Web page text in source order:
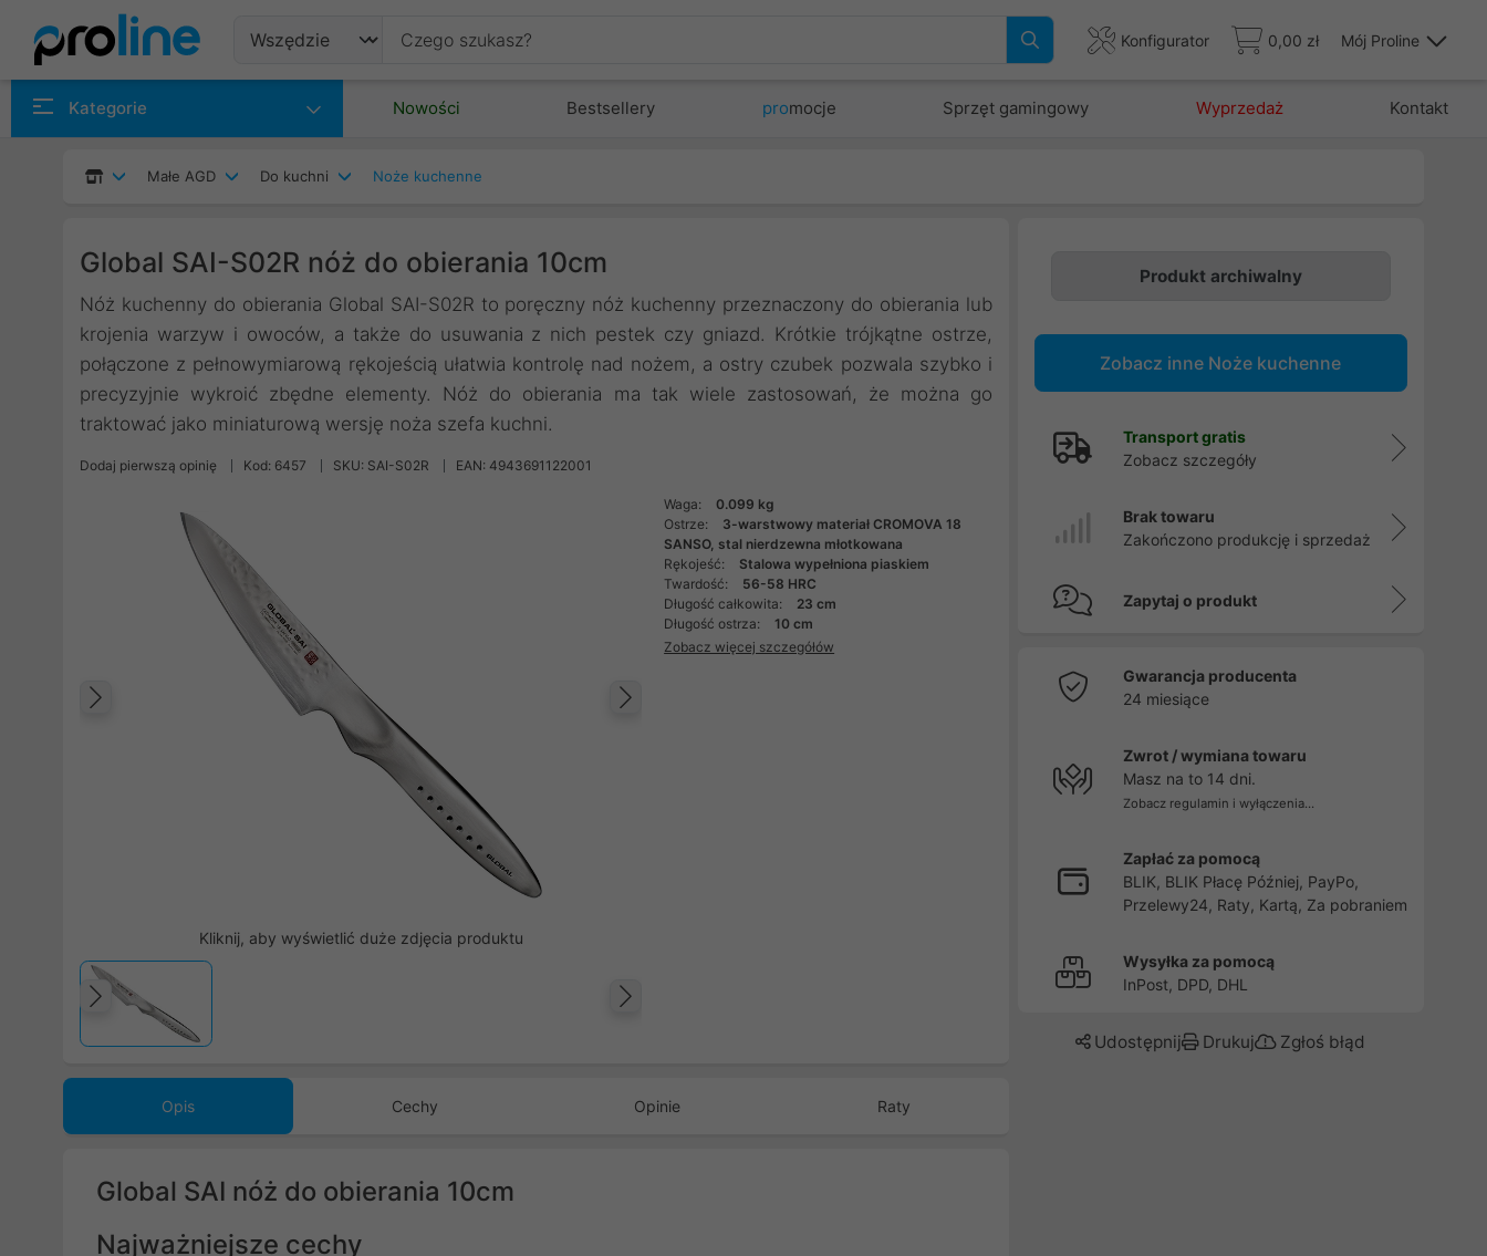
Konfigurator 0,00 zł Mój Proline
Kategorie Nowości Bestsellery promocje Sprzęt gamingowy Wyprzedaż Kontakt
Małe AGD Do kuchni Noże kuchenne
Global SAI-S02R nóż do obierania 10cm
Nóż kuchenny do obierania Global SAI-S02R to poręczny nóż kuchenny przeznaczony do obierania lub
krojenia warzyw i owoców, a także do usuwania z nich pestek czy gniazd. Krótkie trójkątne ostrze,
połączone z pełnowymiarową rękojeścią ułatwia kontrolę nad nożem, a ostry czubek pozwala szybko i
precyzyjnie wykroić zbędne elementy. Nóż do obierania ma tak wiele zastosowań, że można go
traktować jako miniaturową wersję noża szefa kuchni.
Dodaj pierwszą opinię Kod: 6457 SKU: SAI-S02R EAN: 4943691122001
Kliknij, aby wyświetlić duże zdjęcia produktu
Poprzedni
Waga:
0.099 kg
Ostrze:
3-warstwowy materiał CROMOVA 18
SANSO, stal nierdzewna młotkowana
Rękojeść:
Stalowa wypełniona piaskiem
Twardość:
56-58 HRC
Długość całkowita:
23 cm
Długość ostrza:
10 cm
Zobacz więcej szczegółów
Opis Cechy Opinie Raty
Global SAI nóż do obierania 10cm
Najważniejsze cechy
Produkt archiwalny
Zobacz inne Noże kuchenne
Transport gratis
Zobacz szczegóły
Brak towaru
Zakończono produkcję i sprzedaż
Zapytaj o produkt
Gwarancja producenta
24 miesiące
Zwrot / wymiana towaru
Masz na to 14 dni.
Zobacz regulamin i wyłączenia...
Zapłać za pomocą
BLIK, BLIK Płacę Później, PayPo,
Przelewy24, Raty, Kartą, Za pobraniem
Wysyłka za pomocą
InPost, DPD, DHL
Udostępnij Drukuj Zgłoś błąd